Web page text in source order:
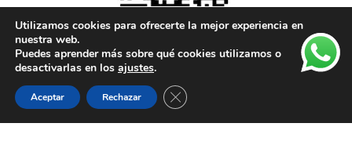
Nuestras Redes:
de deseos
CarritoMi cuenta
Utilizamos cookies para ofrecerte la mejor experiencia en
nuestra web.
Puedes aprender más sobre qué cookies utilizamos o
desactivarlas en los ajustes.
Aceptar Rechazar Cerrar el banner de cookies RGPD